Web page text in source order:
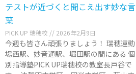
テストが近づくと聞こえ出す妙な言
葉
PICK UP 瑞穂校 2026年2月9日
今週も皆さん頑張りましょう！ 瑞穂運動
場西駅、妙音通駅、堀田駅の間にある 個
別指導塾PICK UP瑞穂校の教室長戸谷で